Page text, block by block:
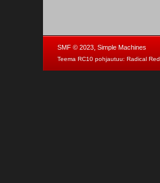
SMF © 2023, Simple Machines
Teema RC10 pohjautuu: Radical Red